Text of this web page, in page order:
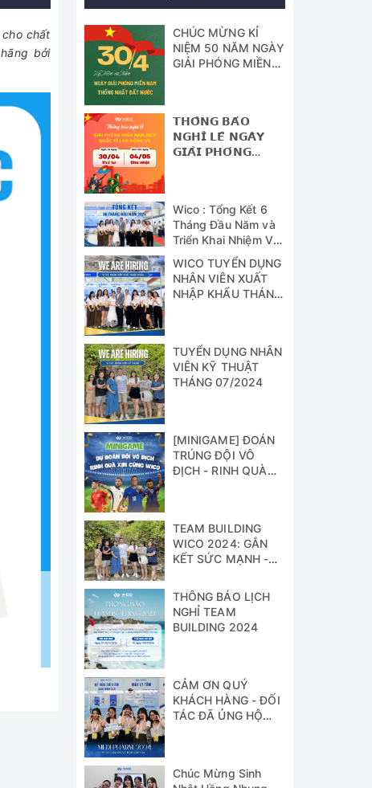
chất
bởi
CHÚC MỪNG KỈ
NIỆM 50 NĂM NGÀY
GIẢI PHÓNG MIỀN
𝗧𝗛𝗢̂𝗡𝗚 𝗕𝗔́𝗢
𝗡𝗚𝗛𝗜̉ 𝗟𝗘̂̃ 𝗡𝗚𝗔̀𝗬
𝗚𝗜𝗔̉𝗜 𝗣𝗛𝗢́𝗡𝗚
(𝟭/𝟱)
Wico : Tổng Kết 6
Tháng Đầu Năm và
Triển Khai Nhiệm Vụ
Công Tác 6 Tháng
Cuối Năm 2024
WICO TUYỂN DỤNG
NHÂN VIÊN XUẤT
NHẬP KHẨU THÁNG
TUYỂN DỤNG NHÂN
VIÊN KỸ THUẬT
THÁNG 07/2024
[MINIGAME] ĐOÁN
TRÚNG ĐỘI VÔ
ĐỊCH - RINH QUÀ
TEAM BUILDING
WICO 2024: GẮN
KẾT SỨC MẠNH -
THÀNH CÔNG
THÔNG BÁO LỊCH
NGHỈ TEAM
BUILDING 2024
CẢM ƠN QUÝ
KHÁCH HÀNG - ĐỐI
TÁC ĐÃ ỦNG HỘ
Chúc Mừng Sinh